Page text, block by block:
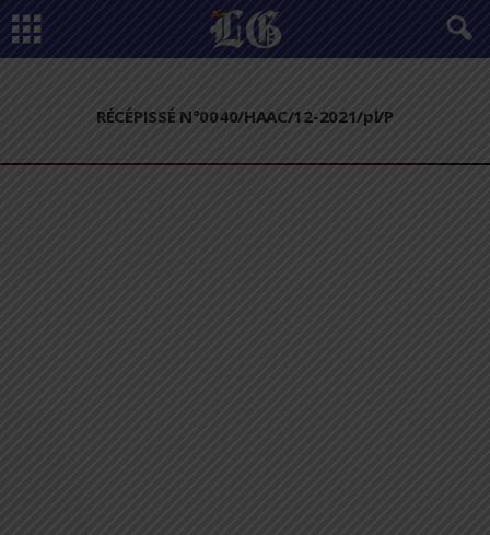
RÉCÉPISSÉ N°0040/HAAC/12-2021/pl/P